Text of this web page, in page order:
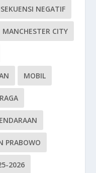
NEGATIF
MANCHESTER CITY
MOBIL
PRABOWO
2026